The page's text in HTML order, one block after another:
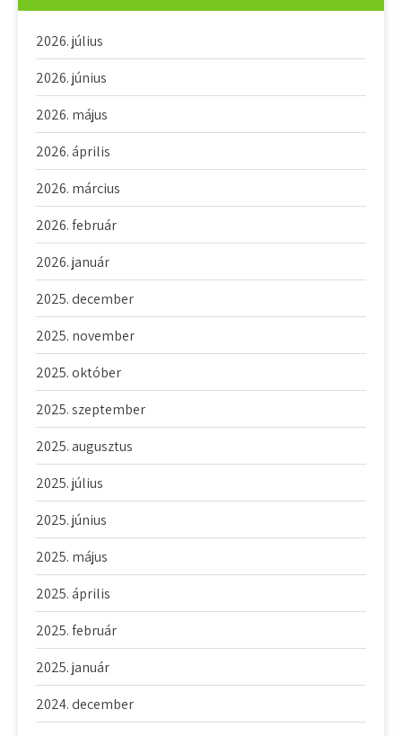
2026. július
2026. június
2026. május
2026. április
2026. március
2026. február
2026. január
2025. december
2025. november
2025. október
2025. szeptember
2025. augusztus
2025. július
2025. június
2025. május
2025. április
2025. február
2025. január
2024. december